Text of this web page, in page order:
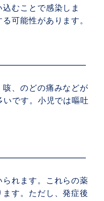
むことで感染しま
可能性があります。
、のどの痛みなどが
です。小児では嘔吐
れます。これらの薬
す。ただし、発症後